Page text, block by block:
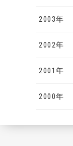
2003年
2002年
2001年
2000年